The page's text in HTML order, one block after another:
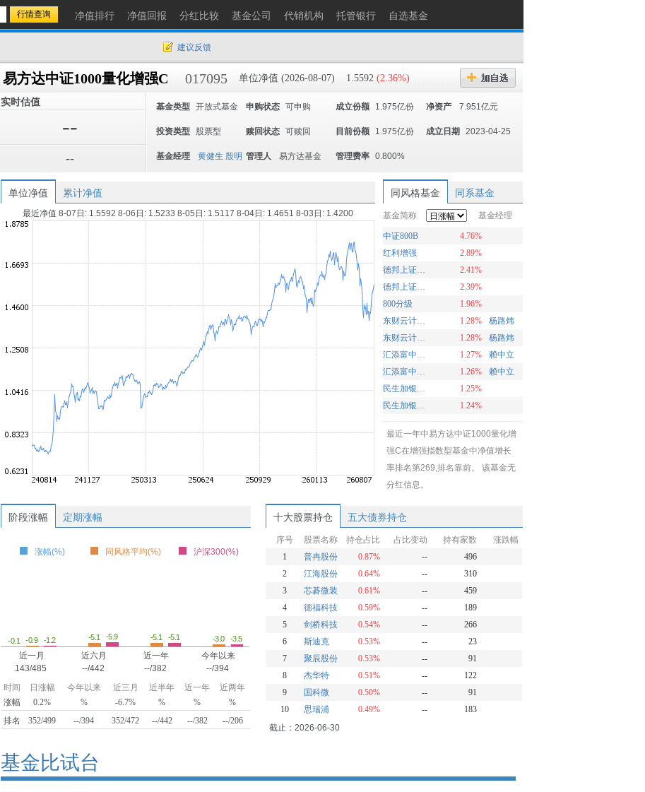
净值排行 净值回报 分红比较 基金公司 代销机构 托管银行 自选基金
建议反馈
易方达中证1000量化增强C 017095 单位净值 (2026-08-07) 1.5592 (2.36%)
实时估值
--
--
基金类型 开放式基金 申购状态 可申购 成立份额 1.975亿份 净资产 7.951亿元
投资类型 股票型 赎回状态 可赎回 目前份额 1.975亿份 成立日期 2023-04-25
基金经理 黄健生 殷明 管理人 易方达基金 管理费率 0.800%
单位净值 累计净值
最近净值 8-07日: 1.5592 8-06日: 1.5233 8-05日: 1.5117 8-04日: 1.4651 8-03日: 1.4200
同风格基金 同系基金
基金简称 基金经理
中证800B
4.76%
红利增强
2.89%
德邦上证G60综指增强A
2.41%
德邦上证G60综指增强C
2.39%
800分级
1.96%
东财云计算指数增强C
1.28%
杨路炜
东财云计算指数增强A
1.28%
杨路炜
汇添富中证光伏产业指数增强发起式C
1.27%
赖中立
汇添富中证光伏产业指数增强发起式A
1.26%
赖中立
民生加银中证800指数增强发起式C
1.25%
民生加银中证800指数增强发起式A
1.24%
最近一年中易方达中证1000量化增
强C在增强指数型基金中净值增长
率排名第269,排名靠前。 该基金无
分红信息。
阶段涨幅 定期涨幅
涨幅(%) 同风格平均(%) 沪深300(%)
-0.1 -0.9 -1.2
近一月
143/485
-5.1 -5.9
近六月
--/442
-5.1 -5.1
近一年
--/382
-3.0 -3.5
今年以来
--/394
时间
日涨幅 今年以来 近三月 近半年 近一年
近两年
涨幅
0.2% % -6.7% % %
%
排名
352/499 --/394 352/472 --/442 --/382 --/206
十大股票持仓 五大债券持仓
序号 股票名称 持仓占比 占比变动 持有家数
涨跌幅
1
普冉股份 0.87% --
496
2
江海股份 0.64% --
310
3
芯碁微装 0.61% --
459
4
德福科技 0.59% --
189
5
剑桥科技 0.54% --
266
6
斯迪克 0.53% --
23
7
聚辰股份 0.53% --
91
8
杰华特 0.51% --
122
9
国科微 0.50% --
91
10
思瑞浦 0.49% --
183
截止：2026-06-30
基金比试台